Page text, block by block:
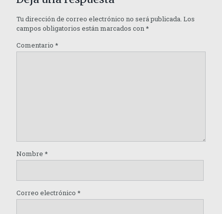
Tu dirección de correo electrónico no será publicada. Los
campos obligatorios están marcados con*
Comentario *
Nombre *
Correo electrónico *